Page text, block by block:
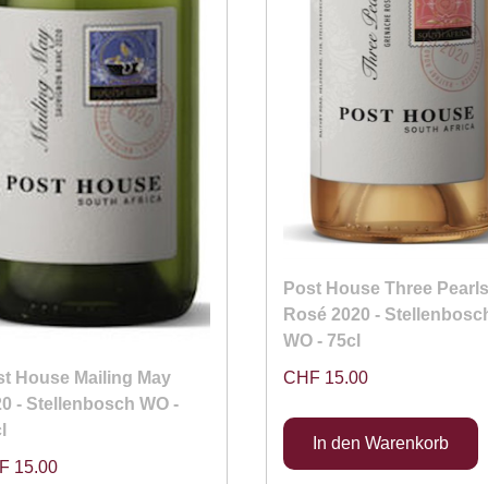
House Mailing May
- Stellenbosch WO -
15.00
Post House Three Pearls
Rosé 2020 -
WO - 75cl
CHF 15.00